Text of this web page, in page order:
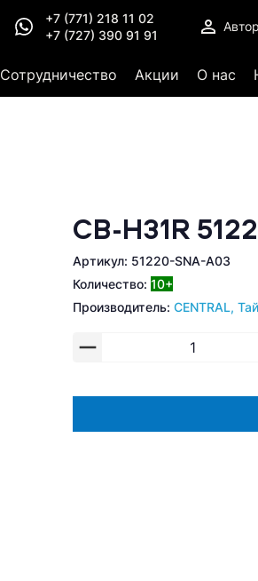
+7 (771) 218 11 02
+7 (727) 390 91 91
Сотрудничество Акции О нас
CB-H31R
Артикул: 51220-SNA-A03
Количество: 10+
Производитель: CENTRAL,